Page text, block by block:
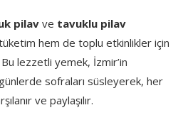
pilav ve tavuklu pilav
hem de toplu etkinlikler için
lezzetli yemek, İzmir’in
sofraları süsleyerek, her
ve paylaşılır.